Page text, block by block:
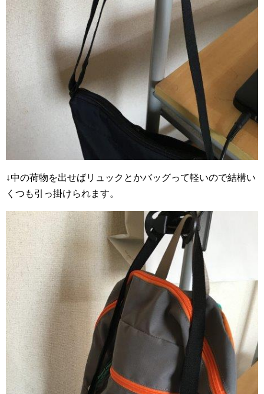
↓中の荷物を出せばリュックとかバッグって軽いので結構い
くつも引っ掛けられます。